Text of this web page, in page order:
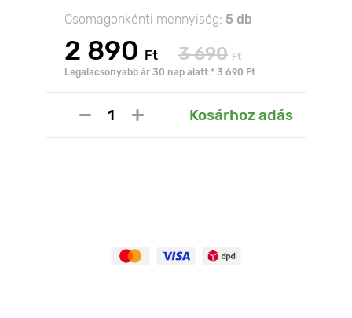
Csomagonkénti mennyiség: 5 db
2 890 Ft 3 690 Ft
Legalacsonyabb ár 30 nap alatt:* 3 690 Ft
Kosárhoz adás